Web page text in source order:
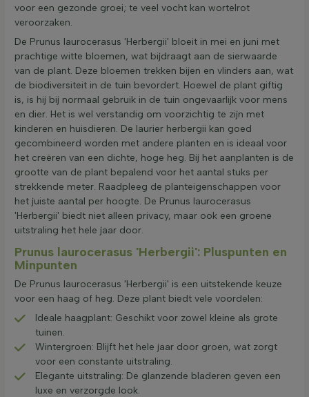
voor een gezonde groei; te veel vocht kan wortelrot
veroorzaken.
De Prunus laurocerasus 'Herbergii' bloeit in mei en juni met
prachtige witte bloemen, wat bijdraagt aan de sierwaarde
van de plant. Deze bloemen trekken bijen en vlinders aan, wat
de biodiversiteit in de tuin bevordert. Hoewel de plant giftig
is, is hij bij normaal gebruik in de tuin ongevaarlijk voor mens
en dier. Het is wel verstandig om voorzichtig te zijn met
kinderen en huisdieren. De laurier herbergii kan goed
gecombineerd worden met andere planten en is ideaal voor
het creëren van een dichte, hoge heg. Bij het aanplanten is de
grootte van de plant bepalend voor het aantal stuks per
strekkende meter. Raadpleeg de planteigenschappen voor
het juiste aantal per hoogte. De Prunus laurocerasus
'Herbergii' biedt niet alleen privacy, maar ook een groene
uitstraling het hele jaar door.
Prunus laurocerasus 'Herbergii': Pluspunten en
Minpunten
De Prunus laurocerasus 'Herbergii' is een uitstekende keuze
voor een haag of heg. Deze plant biedt vele voordelen:
Ideale haagplant: Geschikt voor zowel kleine als grote
tuinen.
Wintergroen: Blijft het hele jaar door groen, wat zorgt
voor een constante uitstraling.
Elegante uitstraling: De glanzende bladeren geven een
luxe en verzorgde look.